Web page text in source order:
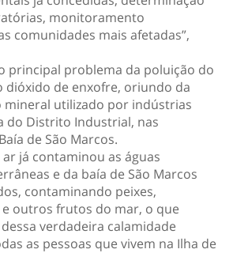
monitoramento
comunidades mais afetadas”,
principal problema da poluição do
dióxido de enxofre, oriundo da
mineral utilizado por indústrias
do Distrito Industrial, nas
de São Marcos.
ar já contaminou as águas
e da baía de São Marcos
contaminando peixes,
outros frutos do mar, o que
verdadeira calamidade
as pessoas que vivem na Ilha de